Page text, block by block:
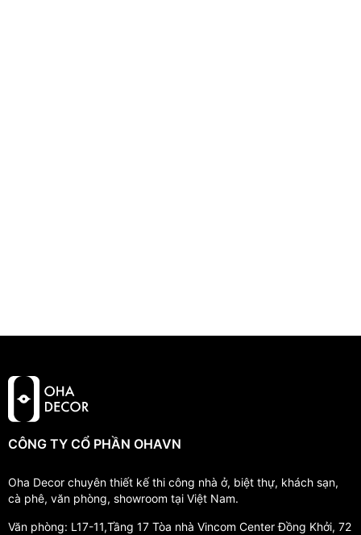
CÔNG TY CỔ PHẦN OHAVN
Oha Decor chuyên thiết kế thi công nhà ở, biệt thự, khách sạn,
cà phê, văn phòng, showroom tại Việt Nam.
Văn phòng: L17-11,Tầng 17 Tòa nhà Vincom Center Đồng Khởi, 72